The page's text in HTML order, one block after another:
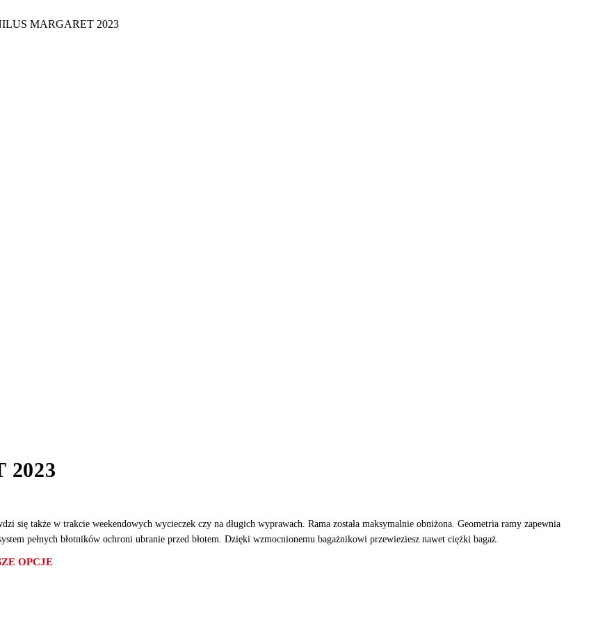
MARGARET 2023
2023
się także w trakcie weekendowych wycieczek czy na długich wyprawach. Rama została maksymalnie obniżona. Geometria ramy zapewnia
pełnych błotników ochroni ubranie przed błotem. Dzięki wzmocnionemu bagażnikowi przewieziesz nawet ciężki bagaż.
OPCJE